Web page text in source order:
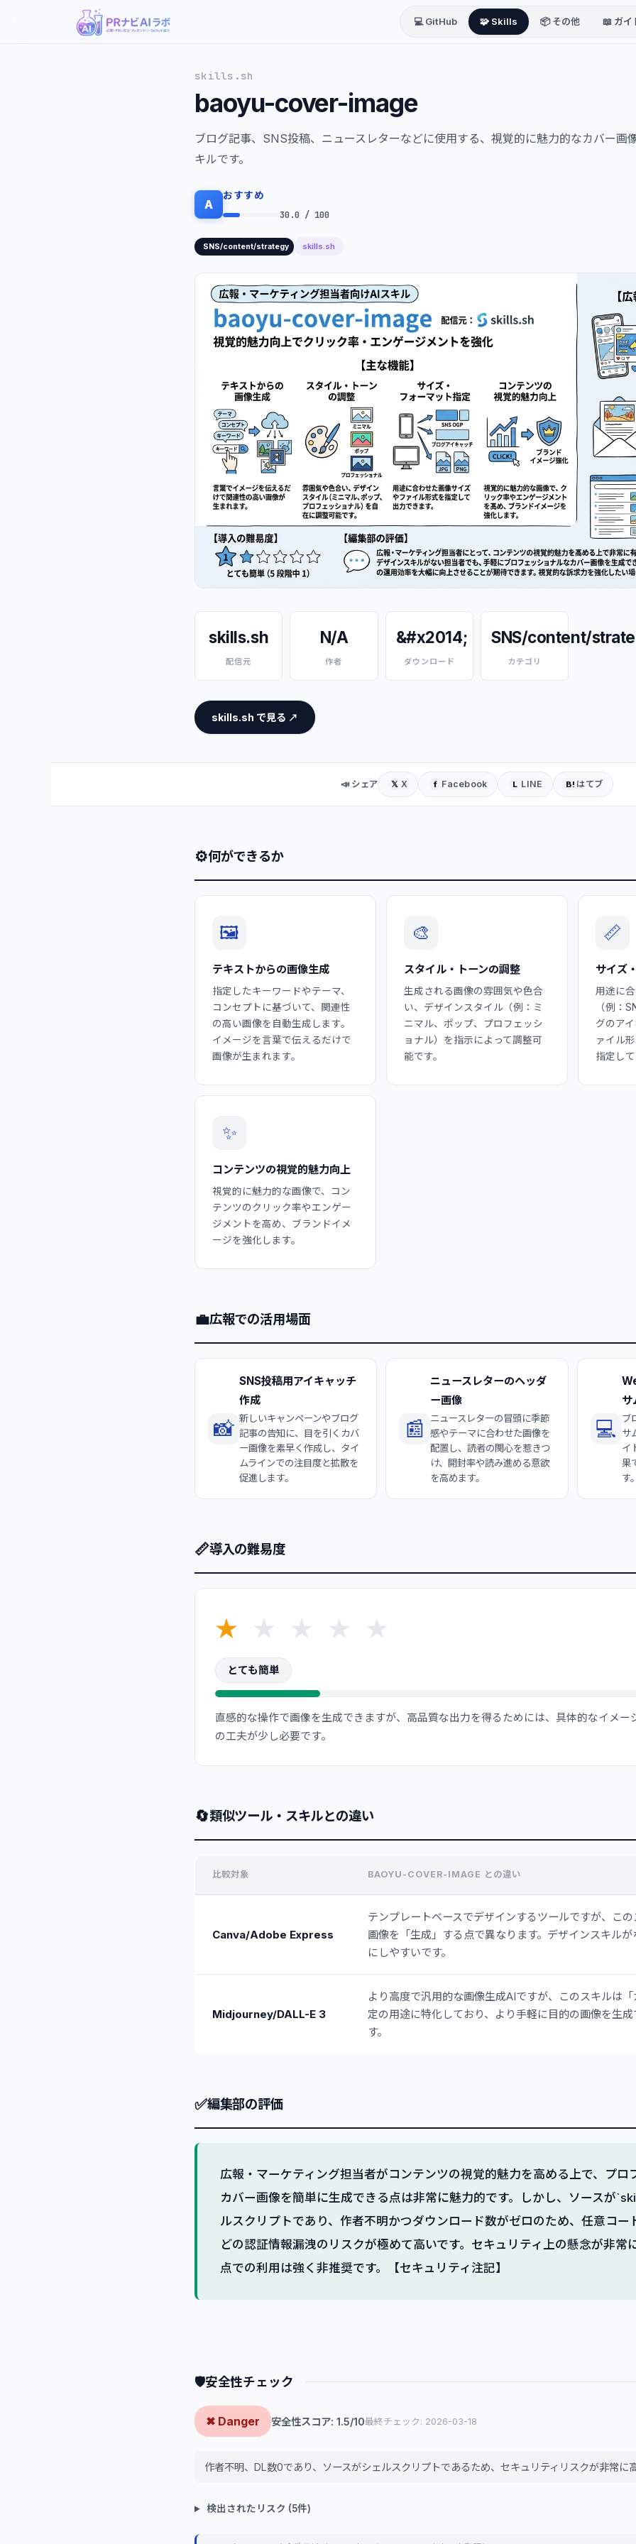
💻 GitHub 🧩 Skills 📦 その他 📖 ガイ
skills.sh
baoyu-cover-image
ブログ記事、SNS投稿、ニュースレターなどに使用する、視覚的に魅力的なカバー画
キルです。
A
おすすめ
30.0 / 100
SNS/content/strategy skills.sh
skills.sh
配信元
N/A
作者
&#x2014;
ダウンロード
SNS/content/
カテゴリ
skills.sh で見る ↗
📣 シェア 𝕏 X f Facebook L LINE B! はてブ
⚙何ができるか
🖼️
テキストからの画像生成
指定したキーワードやテーマ、
コンセプトに基づいて、関連性
の高い画像を自動生成します。
イメージを言葉で伝えるだけで
画像が生まれます。
🎨
スタイル・トーンの調整
生成される画像の雰囲気や色合
い、デザインスタイル（例：ミ
ニマル、ポップ、プロフェッシ
ョナル）を指示によって調整可
能です。
📏
サイズ
用途に
（例：
グのア
ァイル
指定し
✨
コンテンツの視覚的魅力向上
視覚的に魅力的な画像で、コン
テンツのクリック率やエンゲー
ジメントを高め、ブランドイメ
ージを強化します。
💼広報での活用場面
📸
SNS投稿用アイキャッチ
作成
新しいキャンペーンやブログ
記事の告知に、目を引くカバ
ー画像を素早く作成し、タイ
ムラインでの注目度と拡散を
促進します。
📰
ニュースレターのヘッダ
ー画像
ニュースレターの冒頭に季節
感やテーマに合わせた画像を
配置し、読者の関心を惹きつ
け、開封率や読み進める意欲
を高めます。
💻
サ
ブ
サ
イ
果
す
📏導入の難易度
★ ★ ★ ★ ★
とても簡単
直感的な操作で画像を生成できますが、高品質な出力を得るためには、具体的なイメー
の工夫が少し必要です。
🔄類似ツール・スキルとの違い
比較対象 BAOYU-COVER-IMAGE との違い
Canva/Adobe Express
テンプレートベースでデザインするツールですが、こ
画像を「生成」する点で異なります。デザインスキル
にしやすいです。
Midjourney/DALL-E 3
より高度で汎用的な画像生成AIですが、このスキルは
定の用途に特化しており、より手軽に目的の画像を生
す。
✅編集部の評価
広報・マーケティング担当者がコンテンツの視覚的魅力を高める上で、プロ
カバー画像を簡単に生成できる点は非常に魅力的です。しかし、ソースが
ルスクリプトであり、作者不明かつダウンロード数がゼロのため、任意コー
どの認証情報漏洩のリスクが極めて高いです。セキュリティ上の懸念が非常
点での利用は強く非推奨です。【セキュリティ注記】
🛡安全性チェック
✖ Danger 安全性スコア: 1.5/10最終チェック: 2026-03-18
作者不明、DL数0であり、ソースがシェルスクリプトであるため、セキュリティリスクが非常に
検出されたリスク (5件)